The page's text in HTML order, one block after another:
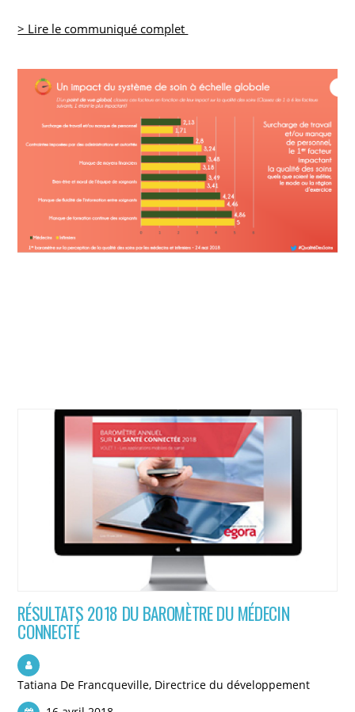
> Lire le communiqué complet
RÉSULTATS 2018 DU BAROMÈTRE DU MÉDECIN
CONNECTÉ
Tatiana De Francqueville, Directrice du développement